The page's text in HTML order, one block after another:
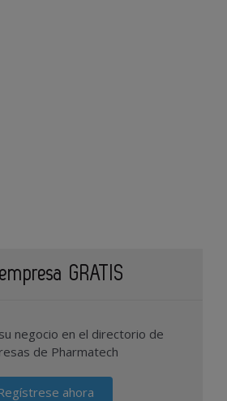
GRATIS
negocio en el directorio de
de Pharmatech
ahora